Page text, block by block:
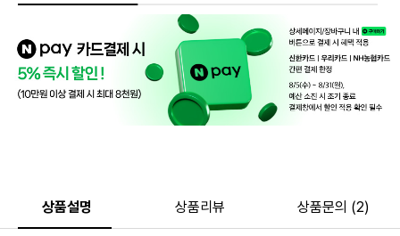
상품설명 상품리뷰 상품문의 (2)